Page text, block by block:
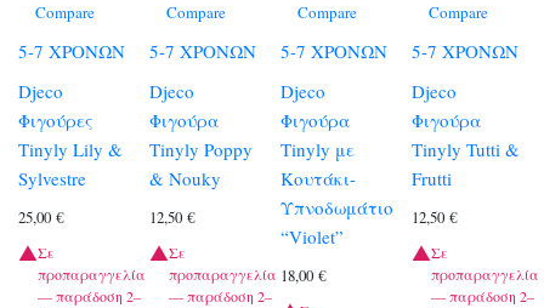
Compare
5-7 ΧΡΟΝΩΝ
Djeco
Φιγούρες
Tinyly Lily &
Sylvestre
25,00 €
Σε
προπαραγγελία
— παράδοση 2–
Compare
5-7 ΧΡΟΝΩΝ
Djeco
Φιγούρα
Tinyly Poppy
& Nouky
12,50€
Σε
προπαραγγελία
— παράδοση 2–
Compare
5-7 ΧΡΟΝΩΝ
Djeco
Φιγούρα
Tinyly με
Κουτάκι-
Υπνοδωμάτιο
“Violet”
18,00€
Compare
5-7 ΧΡΟΝΩΝ
Djeco
Φιγούρα
Tinyly Tutti &
Frutti
12,50€
Σε
προπαραγγελία
— παράδοση 2–